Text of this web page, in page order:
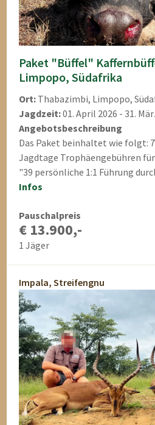
Paket "Büffel"
Limpopo, Südafrika
Ort: Thabazimbi, Limpopo,
Jagdzeit:01. April 2026 - 31.
Angebotsbeschreibung
Das Paket beinhaltet wie folgt:
Jagdtage Trophäengebühren
"39 persönliche 1:1 Führung
Infos
Pauschalpreis
€ 13.900,-
1 Jäger
Impala, Streifengnu